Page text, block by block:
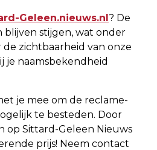
Geleen.nieuws.nl? De
blijven stijgen, wat onder
de zichtbaarheid van onze
je naamsbekendheid
je mee om de reclame-
te besteden. Door
op Sittard-Geleen Nieuws
prijs! Neem contact